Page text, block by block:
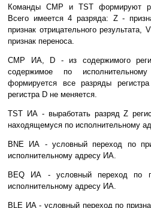
Команды CMP и TST формируют
Всего имеется 4 разряда: Z -
признак отрицательного
признак переноса.
CMP ИА, D - из содержимого
содержимое по
формируется все разряды
регистра D не меняется.
TST ИА - выработать разряд Z
находящемуся по исполнительному
BNE ИА - условный переход по
исполнительному адресу ИА.
BEQ ИА - условный переход по
исполнительному адресу ИА.
BLE ИА - условный переход по